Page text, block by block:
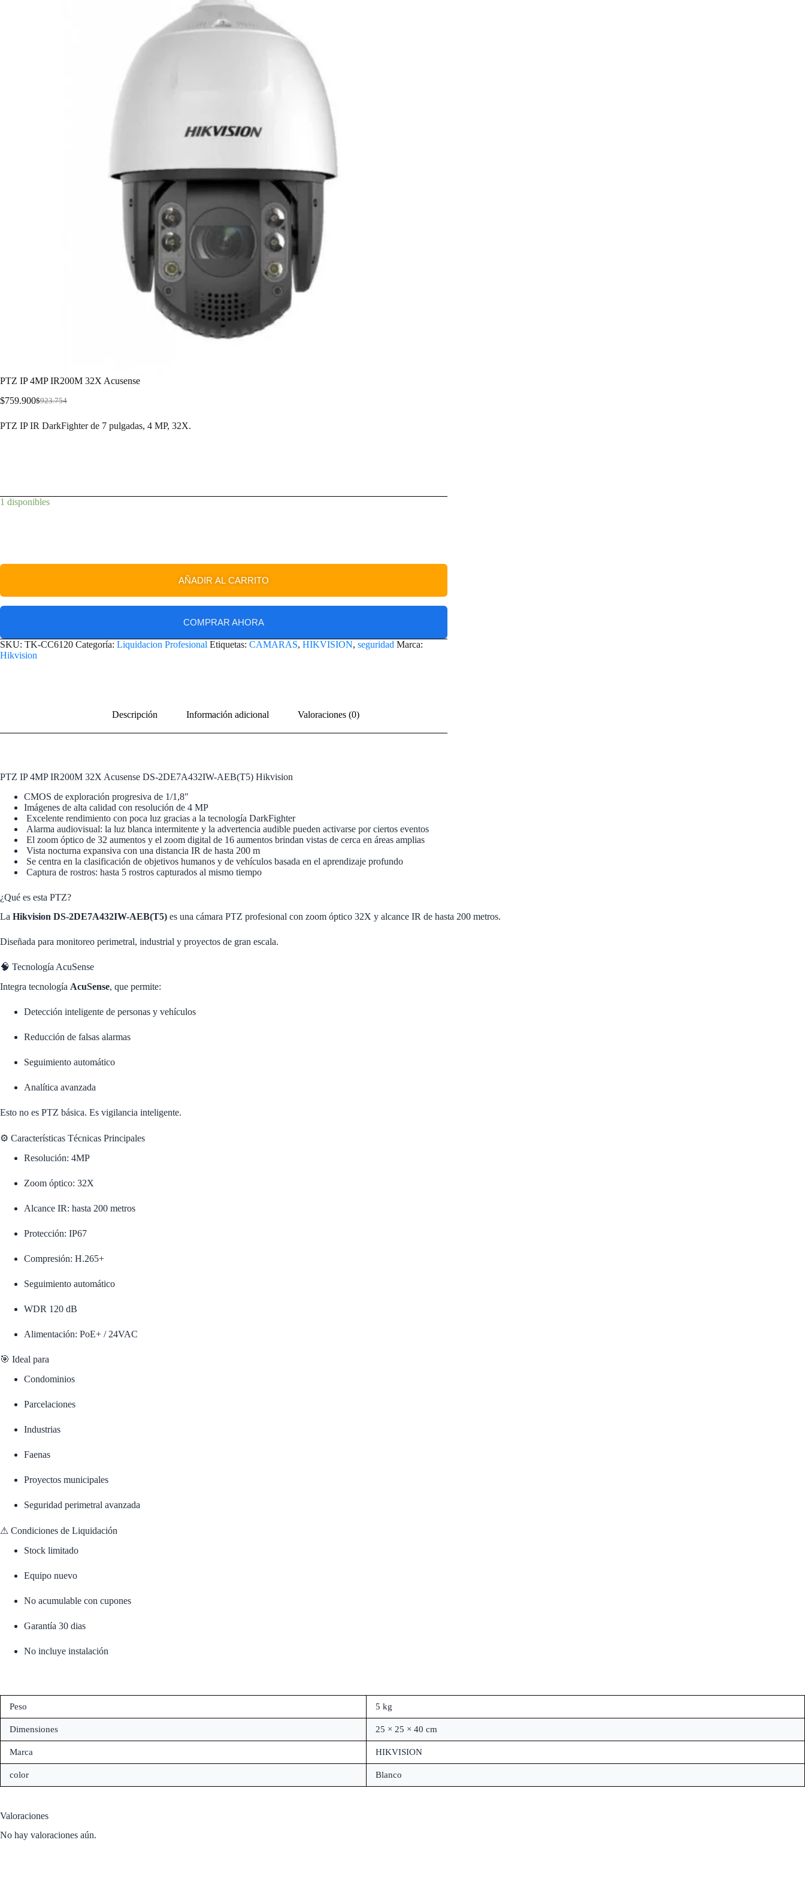
PTZ IP 4MP IR200M 32X Acusense
$923.754
$759.900
PTZ IP IR DarkFighter de 7 pulgadas, 4 MP, 32X.
1 disponibles
AÑADIR AL CARRITO
COMPRAR AHORA
SKU: TK-CC6120 Categoría: Liquidacion Profesional Etiquetas: CAMARAS, HIKVISION, seguridad Marca:
Hikvision
Descripción Información adicional Valoraciones (0)
PTZ IP 4MP IR200M 32X Acusense DS-2DE7A432IW-AEB(T5) Hikvision
CMOS de exploración progresiva de 1/1,8″
Imágenes de alta calidad con resolución de 4 MP
Excelente rendimiento con poca luz gracias a la tecnología DarkFighter
Alarma audiovisual: la luz blanca intermitente y la advertencia audible pueden activarse por ciertos eventos
El zoom óptico de 32 aumentos y el zoom digital de 16 aumentos brindan vistas de cerca en áreas amplias
Vista nocturna expansiva con una distancia IR de hasta 200 m
Se centra en la clasificación de objetivos humanos y de vehículos basada en el aprendizaje profundo
Captura de rostros: hasta 5 rostros capturados al mismo tiempo
¿Qué es esta PTZ?
La Hikvision DS-2DE7A432IW-AEB(T5) es una cámara PTZ profesional con zoom óptico 32X y alcance IR de hasta 200 metros.
Diseñada para monitoreo perimetral, industrial y proyectos de gran escala.
🧠 Tecnología AcuSense
Integra tecnología AcuSense, que permite:
Detección inteligente de personas y vehículos
Reducción de falsas alarmas
Seguimiento automático
Analítica avanzada
Esto no es PTZ básica. Es vigilancia inteligente.
⚙️ Características Técnicas Principales
Resolución: 4MP
Zoom óptico: 32X
Alcance IR: hasta 200 metros
Protección: IP67
Compresión: H.265+
Seguimiento automático
WDR 120 dB
Alimentación: PoE+ / 24VAC
🎯 Ideal para
Condominios
Parcelaciones
Industrias
Faenas
Proyectos municipales
Seguridad perimetral avanzada
⚠ Condiciones de Liquidación
Stock limitado
Equipo nuevo
No acumulable con cupones
Garantía 30 dias
No incluye instalación
Peso 5 kg
Dimensiones 25 × 25 × 40 cm
Marca HIKVISION
color Blanco
Valoraciones
No hay valoraciones aún.